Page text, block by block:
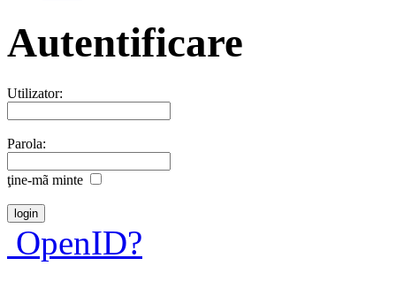
Autentificare
Utilizator:
Parola:
ţine-mã minte
OpenID?